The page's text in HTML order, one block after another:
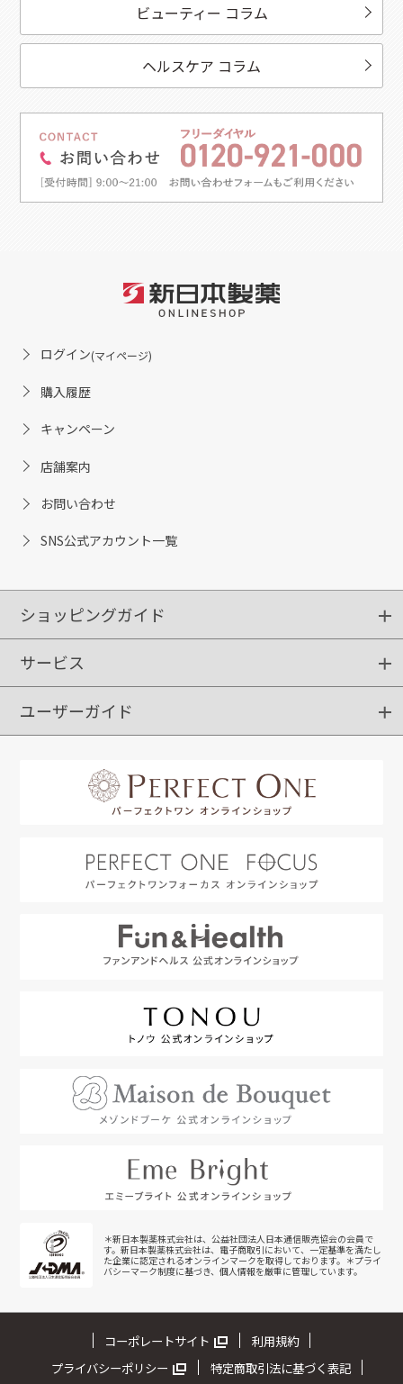
ビューティー コラム
ヘルスケア コラム
ログイン(マイページ)
購入履歴
キャンペーン
店舗案内
お問い合わせ
SNS公式アカウント一覧
ショッピングガイド
ショッピングガイド
ご注文方法
送料・配送
クーポンご利用方法
サービス
定期購入
ポイントサービス
お知らせメール
ユーザーガイド
＊新日本製薬株式会社は、公益社団法人日本通信販売協会の会員で
す。新日本製薬株式会社は、電子商取引において、一定基準を満たし
た企業に認定されるオンラインマークを取得しております。＊プライ
バシーマーク制度に基づき、個人情報を厳重に管理しています。
コーポレートサイト
利用規約
プライバシーポリシー
特定商取引法に基づく表記